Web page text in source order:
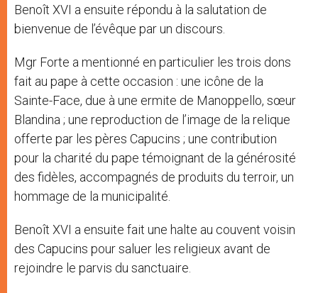
Benoît XVI a ensuite répondu à la salutation de
bienvenue de l’évêque par un discours.
Mgr Forte a mentionné en particulier les trois dons
fait au pape à cette occasion : une icône de la
Sainte-Face, due à une ermite de Manoppello, sœur
Blandina ; une reproduction de l’image de la relique
offerte par les pères Capucins ; une contribution
pour la charité du pape témoignant de la générosité
des fidèles, accompagnés de produits du terroir, un
hommage de la municipalité.
Benoît XVI a ensuite fait une halte au couvent voisin
des Capucins pour saluer les religieux avant de
rejoindre le parvis du sanctuaire.